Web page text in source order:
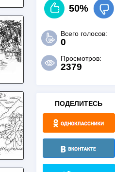
50%
Всего голосов:
0
Просмотров:
2379
ПОДЕЛИТЕСЬ